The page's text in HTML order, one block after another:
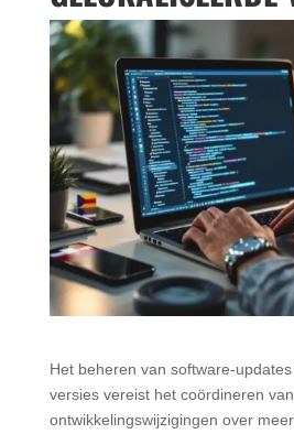
Het beheren van software-
versies vereist het coördineren van
ontwikkelingswijzigingen over